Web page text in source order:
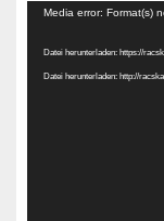
Video-
Media error: Format(s)
Datei herunterladen: https://
Datei herunterladen: http://